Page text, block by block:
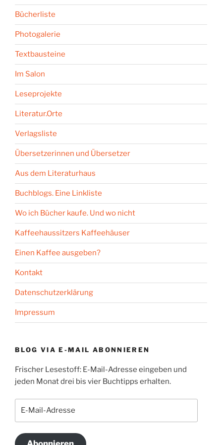
Bücherliste
Photogalerie
Textbausteine
Im Salon
Leseprojekte
Literatur.Orte
Verlagsliste
Übersetzerinnen und Übersetzer
Aus dem Literaturhaus
Buchblogs. Eine Linkliste
Wo ich Bücher kaufe. Und wo nicht
Kaffeehaussitzers Kaffeehäuser
Einen Kaffee ausgeben?
Kontakt
Datenschutzerklärung
Impressum
BLOG VIA E-MAIL ABONNIEREN
Frischer Lesestoff: E-Mail-Adresse eingeben und
jeden Monat drei bis vier Buchtipps erhalten.